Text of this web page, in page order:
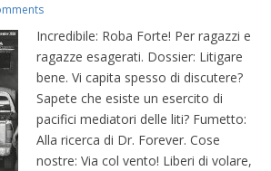
Incredibile: Roba Forte! Per ragazzi e
ragazze esagerati. Dossier: Litigare
bene. Vi capita spesso di discutere?
Sapete che esiste un esercito di
pacifici mediatori delle liti? Fumetto:
Alla ricerca di Dr. Forever. Cose
nostre: Via col vento! Liberi di volare,